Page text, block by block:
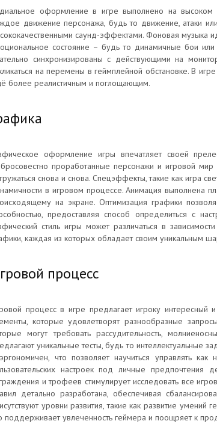
оформление в игре выполнено на высоком
движение персонажа, будь то движение, атаки
саунд-эффектами. Фоновая музыка
состояние – будь то динамичные бои
синхронизированы с действующими на
на перемены в геймплейной обстановке. В
более реалистичным и поглощающим.
оформление игры впечатляет своей
проработанные персонажи и игровой
снова и снова. Спецэффекты, такие как игра
в игровом процессе. Анимация выполнена
на экране. Оптимизация графики
предоставляя способ определиться с
стиль игры может различаться в
каждая из которых обладает своим уникальным
процесс
процесс в игре предлагает игроку
которые удовлетворят разнообразные
могут требовать рассудительность,
уникальные тесты, будь то интеллектуальные
что позволяет научиться управлять
настроек под личные
и трофеев стимулирует исследовать все
детально разработана, обеспечивая
уровни развития, такие как развитие
поддерживает увлеченность геймера и поощряет к